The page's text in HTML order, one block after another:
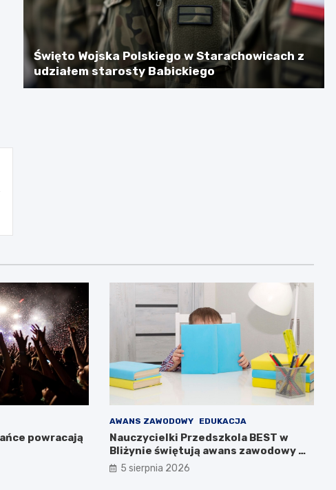
Święto Wojska Polskiego w Starachowicach z
udziałem starosty Babickiego
powracają
AWANS ZAWODOWY EDUKACJA
Nauczycielki Przedszkola BEST w
Bliżynie świętują awans zawodowy w
wyjątkowym dniu
5 sierpnia 2026